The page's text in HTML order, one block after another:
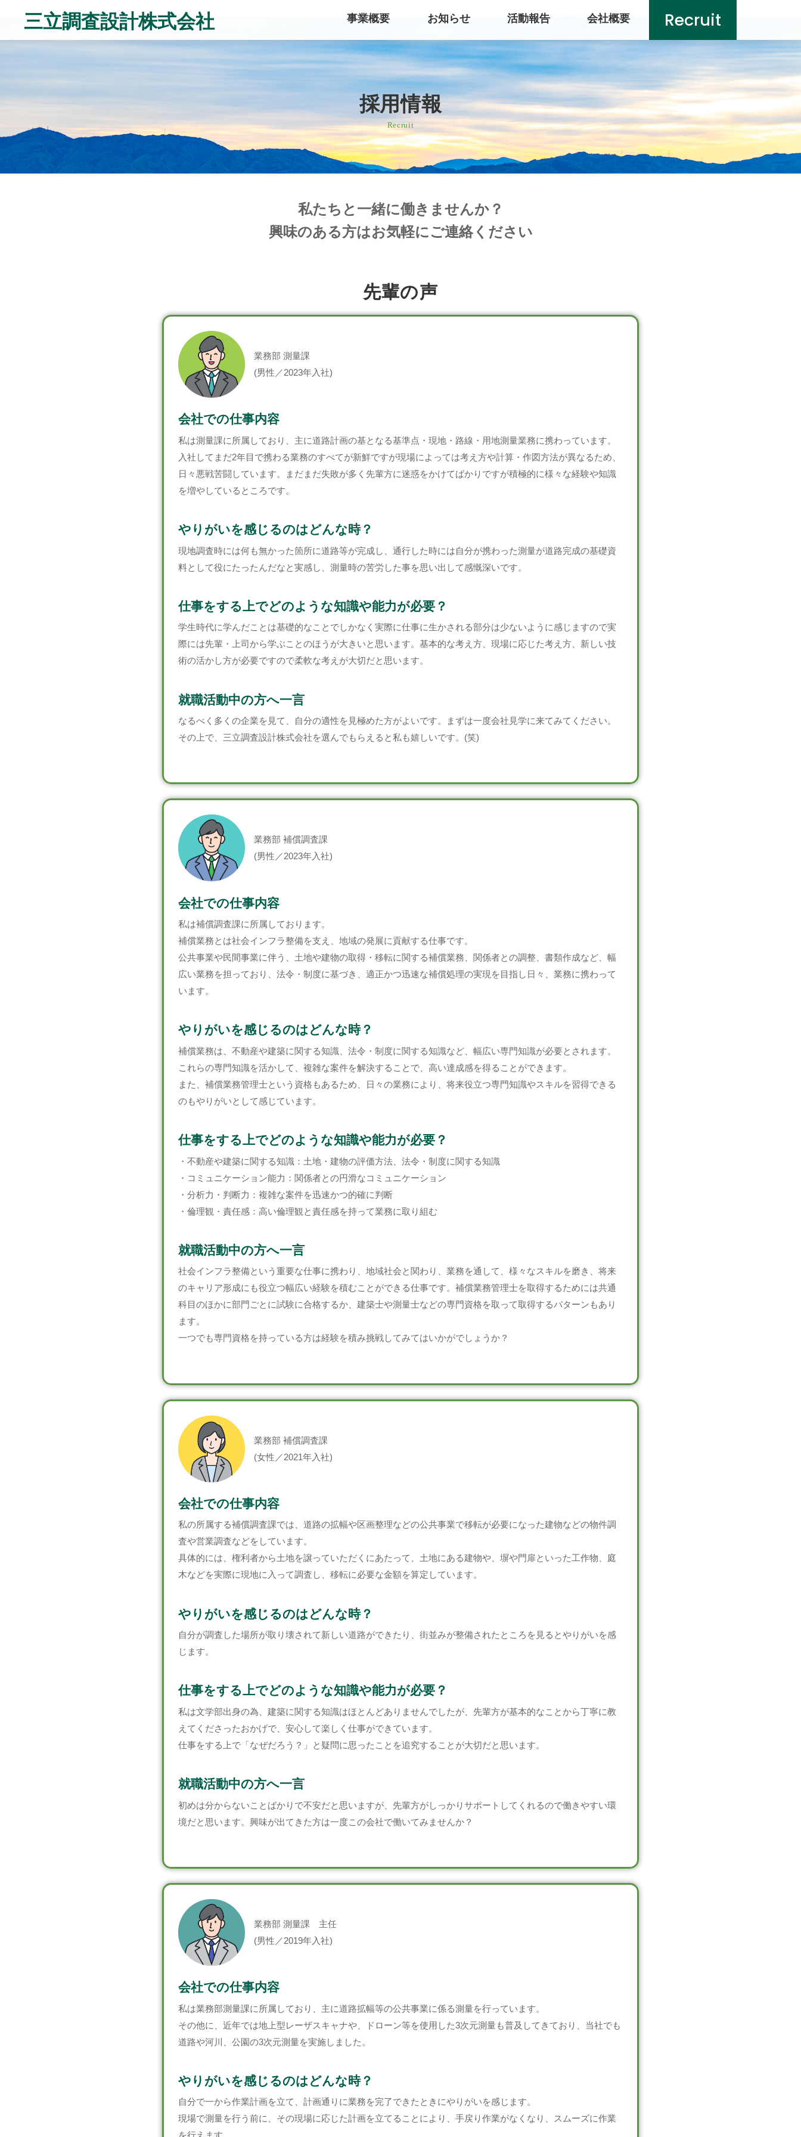
三立調査設計株式会社 事業概要 お知らせ 活動報告 会社概要 Recruit
採用情報
Recruit
私たちと一緒に働きませんか？
興味のある方はお気軽にご連絡ください
先輩の声
業務部 測量課
(男性／2023年入社)
会社での仕事内容
私は測量課に所属しており、主に道路計画の基となる基準点・現地・路線・用地測量業務に携わっています。
入社してまだ2年目で携わる業務のすべてが新鮮ですが現場によっては考え方や計算・作図方法が異なるため、
日々悪戦苦闘しています。まだまだ失敗が多く先輩方に迷惑をかけてばかりですが積極的に様々な経験や知識
を増やしているところです。
やりがいを感じるのはどんな時？
現地調査時には何も無かった箇所に道路等が完成し、通行した時には自分が携わった測量が道路完成の基礎資
料として役にたったんだなと実感し、測量時の苦労した事を思い出して感慨深いです。
仕事をする上でどのような知識や能力が必要？
学生時代に学んだことは基礎的なことでしかなく実際に仕事に生かされる部分は少ないように感じますので実
際には先輩・上司から学ぶことのほうが大きいと思います。基本的な考え方、現場に応じた考え方、新しい技
術の活かし方が必要ですので柔軟な考えが大切だと思います。
就職活動中の方へ一言
なるべく多くの企業を見て、自分の適性を見極めた方がよいです。まずは一度会社見学に来てみてください。
その上で、三立調査設計株式会社を選んでもらえると私も嬉しいです。(笑)
業務部 補償調査課
(男性／2023年入社)
会社での仕事内容
私は補償調査課に所属しております。
補償業務とは社会インフラ整備を支え、地域の発展に貢献する仕事です。
公共事業や民間事業に伴う、土地や建物の取得・移転に関する補償業務、関係者との調整、書類作成など、幅
広い業務を担っており、法令・制度に基づき、適正かつ迅速な補償処理の実現を目指し日々、業務に携わって
います。
やりがいを感じるのはどんな時？
補償業務は、不動産や建築に関する知識、法令・制度に関する知識など、幅広い専門知識が必要とされます。
これらの専門知識を活かして、複雑な案件を解決することで、高い達成感を得ることができます。
また、補償業務管理士という資格もあるため、日々の業務により、将来役立つ専門知識やスキルを習得できる
のもやりがいとして感じています。
仕事をする上でどのような知識や能力が必要？
・不動産や建築に関する知識：土地・建物の評価方法、法令・制度に関する知識
・コミュニケーション能力：関係者との円滑なコミュニケーション
・分析力・判断力：複雑な案件を迅速かつ的確に判断
・倫理観・責任感：高い倫理観と責任感を持って業務に取り組む
就職活動中の方へ一言
社会インフラ整備という重要な仕事に携わり、地域社会と関わり、業務を通して、様々なスキルを磨き、将来
のキャリア形成にも役立つ幅広い経験を積むことができる仕事です。補償業務管理士を取得するためには共通
科目のほかに部門ごとに試験に合格するか、建築士や測量士などの専門資格を取って取得するパターンもあり
ます。
一つでも専門資格を持っている方は経験を積み挑戦してみてはいかがでしょうか？
業務部 補償調査課
(女性／2021年入社)
会社での仕事内容
私の所属する補償調査課では、道路の拡幅や区画整理などの公共事業で移転が必要になった建物などの物件調
査や営業調査などをしています。
具体的には、権利者から土地を譲っていただくにあたって、土地にある建物や、塀や門扉といった工作物、庭
木などを実際に現地に入って調査し、移転に必要な金額を算定しています。
やりがいを感じるのはどんな時？
自分が調査した場所が取り壊されて新しい道路ができたり、街並みが整備されたところを見るとやりがいを感
じます。
仕事をする上でどのような知識や能力が必要？
私は文学部出身の為、建築に関する知識はほとんどありませんでしたが、先輩方が基本的なことから丁寧に教
えてくださったおかげで、安心して楽しく仕事ができています。
仕事をする上で「なぜだろう？」と疑問に思ったことを追究することが大切だと思います。
就職活動中の方へ一言
初めは分からないことばかりで不安だと思いますが、先輩方がしっかりサポートしてくれるので働きやすい環
境だと思います。興味が出てきた方は一度この会社で働いてみませんか？
業務部 測量課 主任
(男性／2019年入社)
会社での仕事内容
私は業務部測量課に所属しており、主に道路拡幅等の公共事業に係る測量を行っています。
その他に、近年では地上型レーザスキャナや、ドローン等を使用した3次元測量も普及してきており、当社でも
道路や河川、公園の3次元測量を実施しました。
やりがいを感じるのはどんな時？
自分で一から作業計画を立て、計画通りに業務を完了できたときにやりがいを感じます。
現場で測量を行う前に、その現場に応じた計画を立てることにより、手戻り作業がなくなり、スムーズに作業